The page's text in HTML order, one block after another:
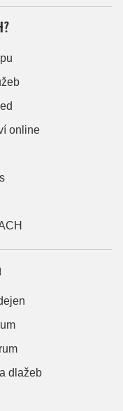
online
dlažeb